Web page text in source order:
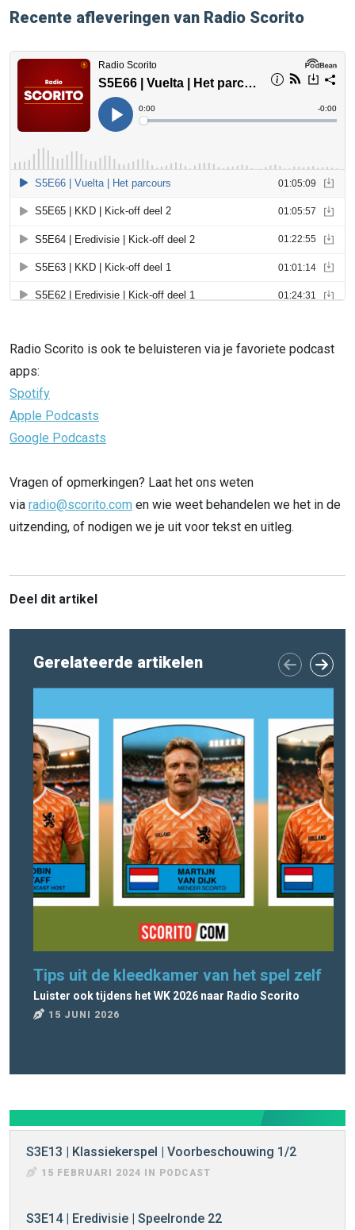
Recente afleveringen van Radio Scorito
Radio Scorito is ook te beluisteren via je favoriete podcast
apps:
Spotify
Apple Podcasts
Google Podcasts
Vragen of opmerkingen? Laat het ons weten
via radio@scorito.com en wie weet behandelen we het in de
uitzending, of nodigen we je uit voor tekst en uitleg.
Deel dit artikel
Gerelateerde artikelen
Tips uit de kleedkamer van het spel zelf
Luister ook tijdens het WK 2026 naar Radio Scorito
15 JUNI 2026
S3E13 | Klassiekerspel | Voorbeschouwing 1/2
15 FEBRUARI 2024 IN PODCAST
S3E14 | Eredivisie | Speelronde 22